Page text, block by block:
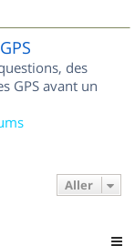
des
GPS avant un
Aller